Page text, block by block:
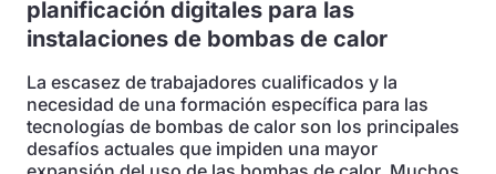
planificación digitales para las
instalaciones de bombas de calor
La escasez de trabajadores cualificados y la
necesidad de una formación específica para las
tecnologías de bombas de calor son los principales
desafíos actuales que impiden una mayor